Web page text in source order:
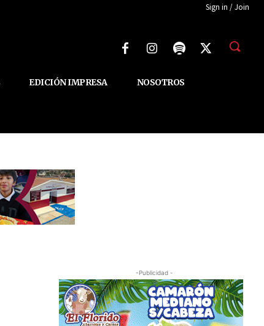
Sign in / Join
EDICIÓN IMPRESA NOSOTROS
-Publicidad -